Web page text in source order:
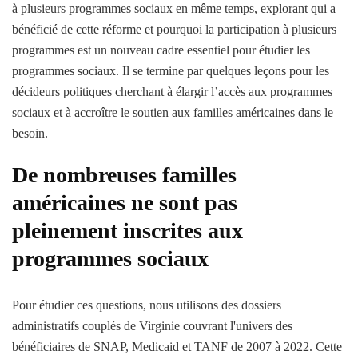
à plusieurs programmes sociaux en même temps, explorant qui a
bénéficié de cette réforme et pourquoi la participation à plusieurs
programmes est un nouveau cadre essentiel pour étudier les
programmes sociaux. Il se termine par quelques leçons pour les
décideurs politiques cherchant à élargir l’accès aux programmes
sociaux et à accroître le soutien aux familles américaines dans le
besoin.
De nombreuses familles
américaines ne sont pas
pleinement inscrites aux
programmes sociaux
Pour étudier ces questions, nous utilisons des dossiers
administratifs couplés de Virginie couvrant l'univers des
bénéficiaires de SNAP, Medicaid et TANF de 2007 à 2022. Cette